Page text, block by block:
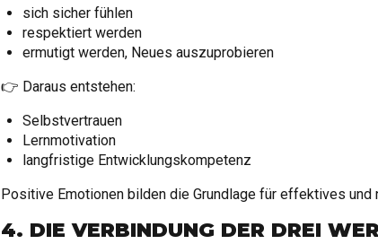
sich sicher fühlen
respektiert werden
ermutigt werden, Neues auszuprobieren
👉 Daraus entstehen:
Selbstvertrauen
Lernmotivation
langfristige Entwicklungskompetenz
Positive Emotionen bilden die Grundlage für effektives und
4. DIE VERBINDUNG DER DREI